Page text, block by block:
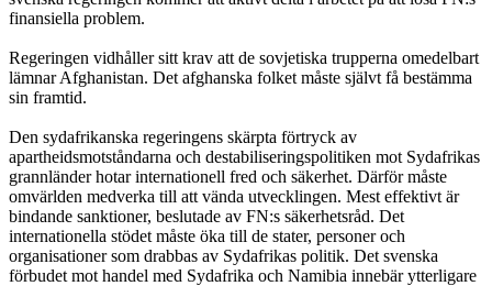
finansiella problem.
Regeringen vidhåller sitt krav att de sovjetiska trupperna omedelbart
lämnar Afghanistan. Det afghanska folket måste självt få bestämma
sin framtid.
Den sydafrikanska regeringens skärpta förtryck av
apartheidsmotståndarna och destabiliseringspolitiken mot Sydafrikas
grannländer hotar internationell fred och säkerhet. Därför måste
omvärlden medverka till att vända utvecklingen. Mest effektivt är
bindande sanktioner, beslutade av FN:s säkerhetsråd. Det
internationella stödet måste öka till de stater, personer och
organisationer som drabbas av Sydafrikas politik. Det svenska
förbudet mot handel med Sydafrika och Namibia innebär ytterligare